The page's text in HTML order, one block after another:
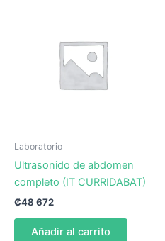
Laboratorio
Ultrasonido de abdomen
completo (IT CURRIDABAT)
₡48 672
Añadir al carrito